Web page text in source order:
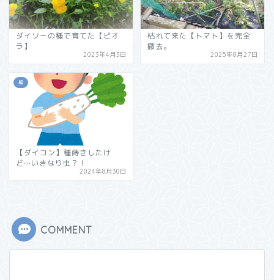
ダイソーの種で育てた【ビオ
ラ】
2023年4月3日
枯れて来た【トマト】を完全
撤去。
2025年8月27日
庭
【ダイコン】種蒔きしたけ
ど…いきなり虫？！
2024年8月30日
COMMENT